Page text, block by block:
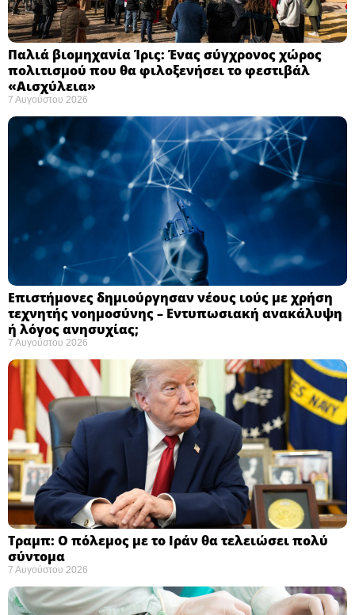
Παλιά βιομηχανία Ίρις: Ένας σύγχρονος χώρος
πολιτισμού που θα φιλοξενήσει το φεστιβάλ
«Αισχύλεια» ​
7 Αυγούστου 2026
Επιστήμονες δημιούργησαν νέους ιούς με χρήση
τεχνητής νοημοσύνης – Εντυπωσιακή ανακάλυψη
ή λόγος ανησυχίας; ​
7 Αυγούστου 2026
Τραμπ: Ο πόλεμος με το Ιράν θα τελειώσει πολύ
σύντομα ​
7 Αυγούστου 2026